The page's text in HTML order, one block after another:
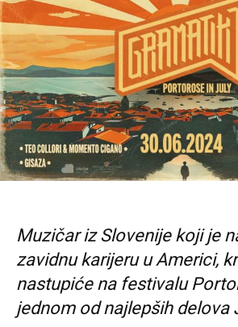
Muzičar iz Slovenije koji je
zavidnu karijeru u Americi,
nastupiće na festivalu
jednom od najlepših delova